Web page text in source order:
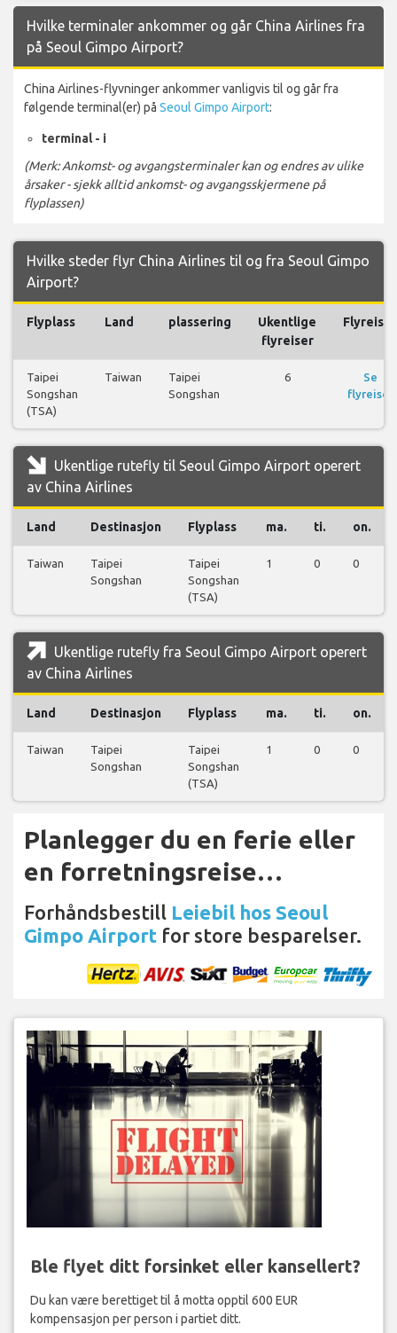
Hvilke terminaler ankommer og går China Airlines fra
på Seoul Gimpo Airport?
China Airlines-flyvninger ankommer vanligvis til og går fra
følgende terminal(er) på Seoul Gimpo Airport:
terminal - i
(Merk: Ankomst- og avgangsterminaler kan og endres av ulike
årsaker - sjekk alltid ankomst- og avgangsskjermene på
flyplassen)
Hvilke steder flyr China Airlines til og fra Seoul Gimpo
Airport?
Flyplass Land plassering
Ukentlige
flyreiser
Flyreiser
Taipei
Songshan
(TSA)
Taiwan
Taipei
Songshan
6
Se
flyreiser
Ukentlige rutefly til Seoul Gimpo Airport operert
av China Airlines
Land Destinasjon Flyplass ma. ti. on.
Taiwan
Taipei
Songshan
Taipei
Songshan
(TSA)
1 0 0
Ukentlige rutefly fra Seoul Gimpo Airport operert
av China Airlines
Land Destinasjon Flyplass ma. ti. on.
Taiwan
Taipei
Songshan
Taipei
Songshan
(TSA)
1 0 0
Planlegger du en ferie eller
en forretningsreise…
Forhåndsbestill Leiebil hos Seoul
Gimpo Airport for store besparelser.
Ble flyet ditt forsinket eller kansellert?
Du kan være berettiget til å motta opptil 600 EUR
kompensasjon per person i partiet ditt.